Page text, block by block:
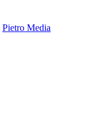
Pietro Media